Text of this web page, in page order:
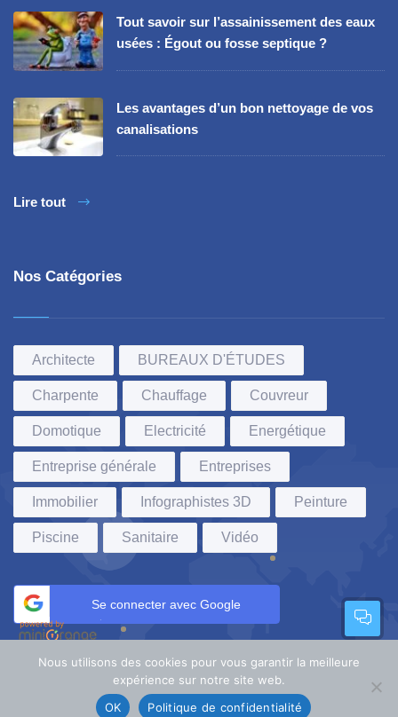
Tout savoir sur l’assainissement des eaux
usées : Égout ou fosse septique ?
Les avantages d’un bon nettoyage de vos
canalisations
Lire tout
Nos Catégories
Architecte BUREAUX D'ÉTUDES
Charpente Chauffage Couvreur
Domotique Electricité Energétique
Entreprise générale Entreprises
Immobilier Infographistes 3D Peinture
Piscine Sanitaire Vidéo
Se connecter avec Google
2022. Tous droits réservés.
Nous utilisons des cookies pour vous garantir la meilleure
expérience sur notre site web.
OK
Politique de confidentialité